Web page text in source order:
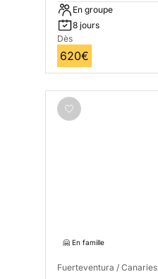
En groupe
8 jours
Dès
620€
🤗 En famille
Fuerteventura / Canaries